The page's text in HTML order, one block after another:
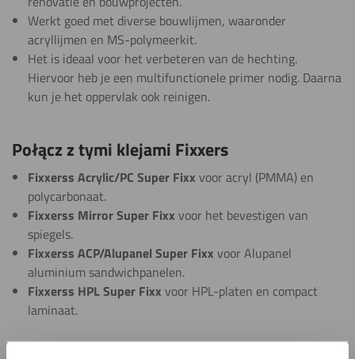
Werkt goed met diverse bouwlijmen, waaronder
acryllijmen en MS-polymeerkit.
Het is ideaal voor het verbeteren van de hechting.
Hiervoor heb je een multifunctionele primer nodig. Daarna
kun je het oppervlak ook reinigen.
Połącz z tymi klejami Fixxers
Fixxerss Acrylic/PC Super Fixx voor acryl (PMMA) en
polycarbonaat.
Fixxerss Mirror Super Fixx voor het bevestigen van
spiegels.
Fixxerss ACP/Alupanel Super Fixx voor Alupanel
aluminium sandwichpanelen.
Fixxerss HPL Super Fixx voor HPL-platen en compact
laminaat.